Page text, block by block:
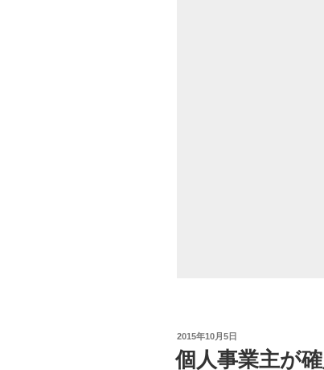
投
稿
日:
2015年10月5日
個人事業主が